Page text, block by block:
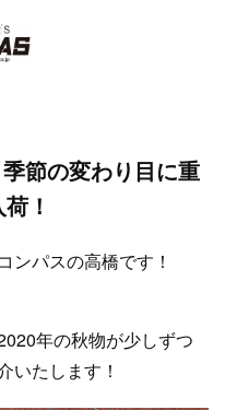
節の変わり目に重
！
ンパスの高橋です！
年の秋物が少しずつ
いたします！